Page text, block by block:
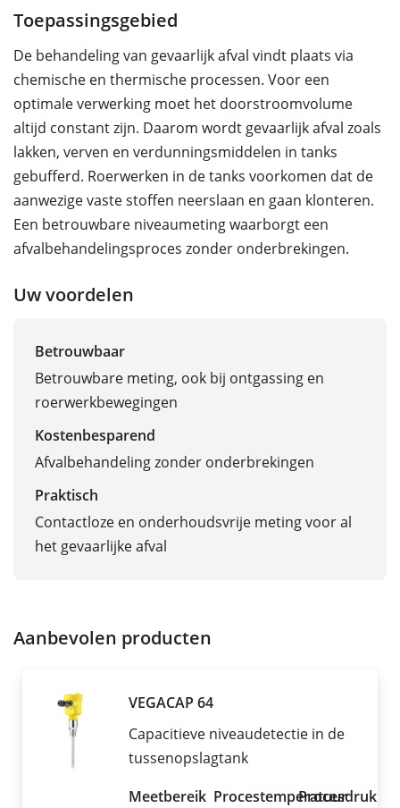
Toepassingsgebied
De behandeling van gevaarlijk afval vindt plaats via
chemische en thermische processen. Voor een
optimale verwerking moet het doorstroomvolume
altijd constant zijn. Daarom wordt gevaarlijk afval zoals
lakken, verven en verdunningsmiddelen in tanks
gebufferd. Roerwerken in de tanks voorkomen dat de
aanwezige vaste stoffen neerslaan en gaan klonteren.
Een betrouwbare niveaumeting waarborgt een
afvalbehandelingsproces zonder onderbrekingen.
Uw voordelen
Betrouwbaar
Betrouwbare meting, ook bij ontgassing en
roerwerkbewegingen
Kostenbesparend
Afvalbehandeling zonder onderbrekingen
Praktisch
Contactloze en onderhoudsvrije meting voor al
het gevaarlijke afval
Aanbevolen producten
VEGACAP 64
Capacitieve niveaudetectie in de
tussenopslagtank
Meetbereik Procestemperatuur
Procesdruk